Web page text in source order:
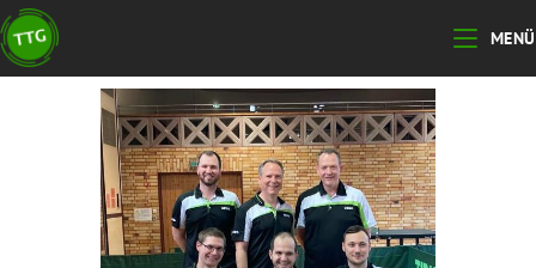
Zum
Inhalt
springen
MENÜ